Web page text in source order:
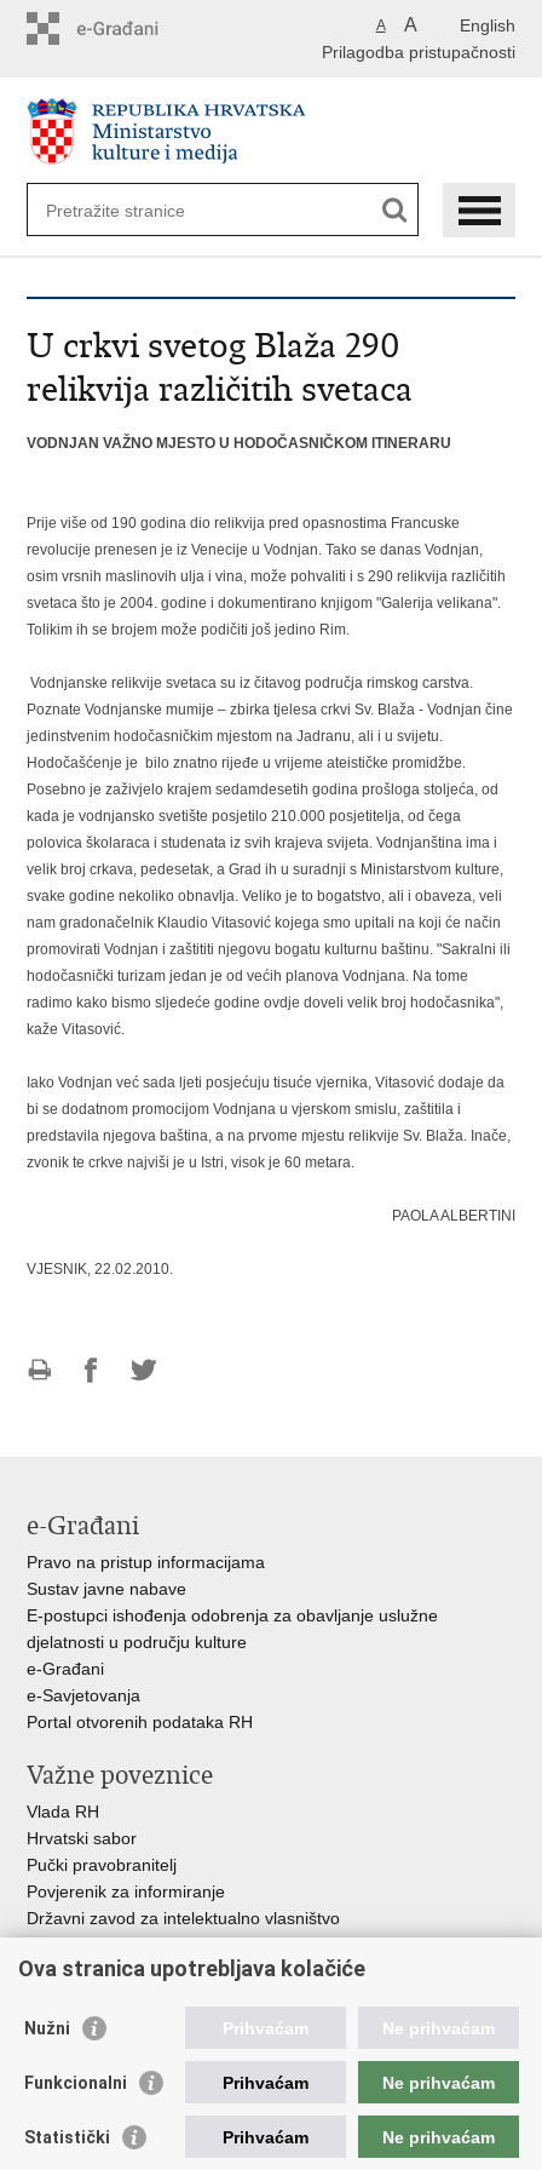
English
A A
Prilagodba pristupačnosti
U crkvi svetog Blaža 290
relikvija različitih svetaca
VODNJAN VAŽNO MJESTO U HODOČASNIČKOM ITINERARU
Prije više od 190 godina dio relikvija pred opasnostima Francuske
revolucije prenesen je iz Venecije u Vodnjan. Tako se danas Vodnjan,
osim vrsnih maslinovih ulja i vina, može pohvaliti i s 290 relikvija različitih
svetaca što je 2004. godine i dokumentirano knjigom "Galerija velikana".
Tolikim ih se brojem može podičiti još jedino Rim.
Vodnjanske relikvije svetaca su iz čitavog područja rimskog carstva.
Poznate Vodnjanske mumije – zbirka tjelesa crkvi Sv. Blaža - Vodnjan čine
jedinstvenim hodočasničkim mjestom na Jadranu, ali i u svijetu.
Hodočašćenje je bilo znatno rijeđe u vrijeme ateističke promidžbe.
Posebno je zaživjelo krajem sedamdesetih godina prošloga stoljeća, od
kada je vodnjansko svetište posjetilo 210.000 posjetitelja, od čega
polovica školaraca i studenata iz svih krajeva svijeta. Vodnjanština ima i
velik broj crkava, pedesetak, a Grad ih u suradnji s Ministarstvom kulture,
svake godine nekoliko obnavlja. Veliko je to bogatstvo, ali i obaveza, veli
nam gradonačelnik Klaudio Vitasović kojega smo upitali na koji će način
promovirati Vodnjan i zaštititi njegovu bogatu kulturnu baštinu. "Sakralni ili
hodočasnički turizam jedan je od većih planova Vodnjana. Na tome
radimo kako bismo sljedeće godine ovdje doveli velik broj hodočasnika",
kaže Vitasović.
Iako Vodnjan već sada ljeti posjećuju tisuće vjernika, Vitasović dodaje da
bi se dodatnom promocijom Vodnjana u vjerskom smislu, zaštitila i
predstavila njegova baština, a na prvome mjestu relikvije Sv. Blaža. Inače,
zvonik te crkve najviši je u Istri, visok je 60 metara.
PAOLA ALBERTINI
VJESNIK, 22.02.2010.
e-Građani
Pravo na pristup informacijama
Sustav javne nabave
E-postupci ishođenja odobrenja za obavljanje uslužne
djelatnosti u području kulture
e-Građani
e-Savjetovanja
Portal otvorenih podataka RH
Važne poveznice
Vlada RH
Hrvatski sabor
Pučki pravobranitelj
Povjerenik za informiranje
Državni zavod za intelektualno vlasništvo
HAKOM
Ostale poveznice
Hrvatski audiovizualni centar
Creative Europe
Ova stranica upotrebljava kolačiće
Nužni Prihvaćam Ne prihvaćam
Funkcionalni Prihvaćam Ne prihvaćam
Statistički Prihvaćam Ne prihvaćam